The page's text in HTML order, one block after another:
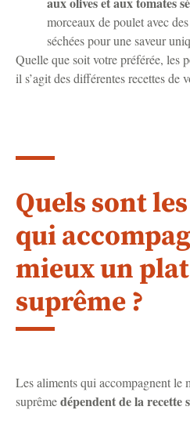
morceaux de poulet avec
séchées pour une saveur
Quelle que soit votre préférée, les
il s’agit des différentes recettes de
Quels sont
qui
mieux un
suprême ?
Les aliments qui accompagnent le
suprêmedépendent de la recette